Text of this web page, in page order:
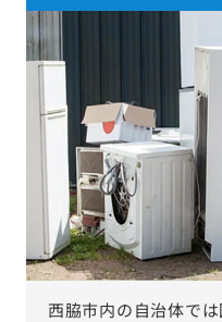
西脇市内の自治体で